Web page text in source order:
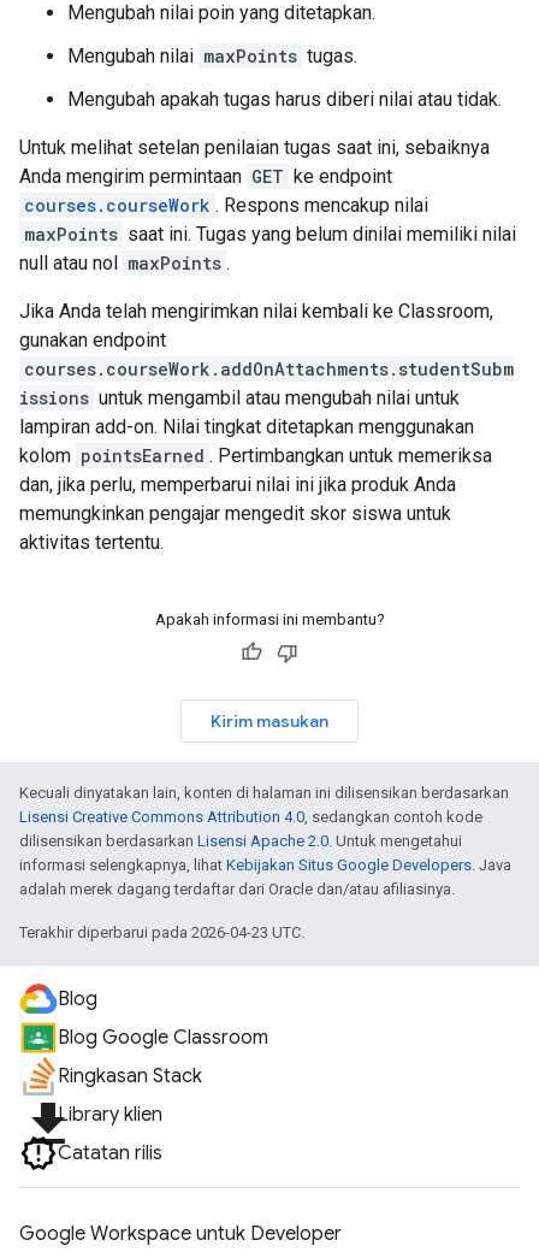
Mengubah nilai poin yang ditetapkan.
Mengubah nilai maxPoints tugas.
Mengubah apakah tugas harus diberi nilai atau tidak.
Untuk melihat setelan penilaian tugas saat ini, sebaiknya
Anda mengirim permintaan GET ke endpoint
courses.courseWork . Respons mencakup nilai
maxPoints saat ini. Tugas yang belum dinilai memiliki nilai
null atau nol maxPoints .
Jika Anda telah mengirimkan nilai kembali ke Classroom,
gunakan endpoint
courses.courseWork.addOnAttachments.studentSubm
issions untuk mengambil atau mengubah nilai untuk
lampiran add-on. Nilai tingkat ditetapkan menggunakan
kolom pointsEarned . Pertimbangkan untuk memeriksa
dan, jika perlu, memperbarui nilai ini jika produk Anda
memungkinkan pengajar mengedit skor siswa untuk
aktivitas tertentu.
Apakah informasi ini membantu?
Kirim masukan
Kecuali dinyatakan lain, konten di halaman ini dilisensikan berdasarkan
Lisensi Creative Commons Attribution 4.0, sedangkan contoh kode
dilisensikan berdasarkan Lisensi Apache 2.0. Untuk mengetahui
informasi selengkapnya, lihat Kebijakan Situs Google Developers. Java
adalah merek dagang terdaftar dari Oracle dan/atau afiliasinya.
Terakhir diperbarui pada 2026-04-23 UTC.
Blog
Blog Google Classroom
Ringkasan Stack
file_downloadLibrary klien
Catatan rilis
Google Workspace untuk Developer